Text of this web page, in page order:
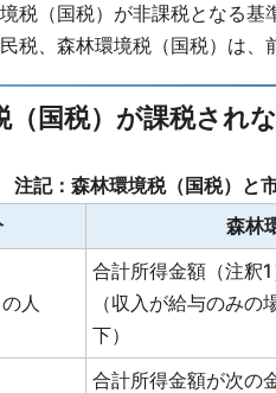
税（国税）が非課税となる基
税、森林環境税（国税）は、
（国税）が課税され
記：森林環境税（国税）と
森林
人
合計所得金額（注釈
（収入が給与のみ
下）
合計所得金額が次の